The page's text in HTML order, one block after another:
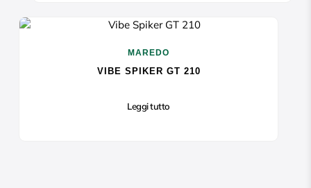
MAREDO
VIBE SPIKER GT 210
Leggi tutto